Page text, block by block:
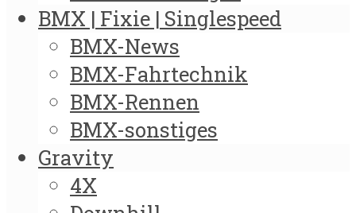
BMX | Fixie | Singlespeed
BMX-News
BMX-Fahrtechnik
BMX-Rennen
BMX-sonstiges
Gravity
4X